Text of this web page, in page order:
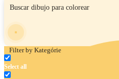
Filter by Kategórie
Select all